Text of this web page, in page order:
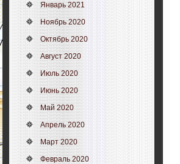
Январь 2021
Ноябрь 2020
Октябрь 2020
Август 2020
Июль 2020
Июнь 2020
Май 2020
Апрель 2020
Март 2020
Февраль 2020